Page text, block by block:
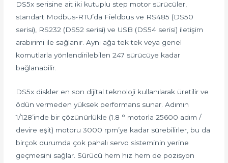
DS5x serisine ait iki kutuplu step motor sürücüler,
standart Modbus-RTU’da Fieldbus ve RS485 (DS50
serisi), RS232 (DS52 serisi) ve USB (DS54 serisi) iletişim
arabirimi ile sağlanır. Aynı ağa tek tek veya genel
komutlarla yönlendirilebilen 247 sürücüye kadar
bağlanabilir.
DS5x diskler en son dijital teknoloji kullanılarak üretilir ve
ödün vermeden yüksek performans sunar. Adımın
1/128’inde bir çözünürlükle (1.8 ° motorla 25600 adım /
devire eşit) motoru 3000 rpm’ye kadar sürebilirler, bu da
birçok durumda çok pahalı servo sisteminin yerine
geçmesini sağlar. Sürücü hem hız hem de pozisyon